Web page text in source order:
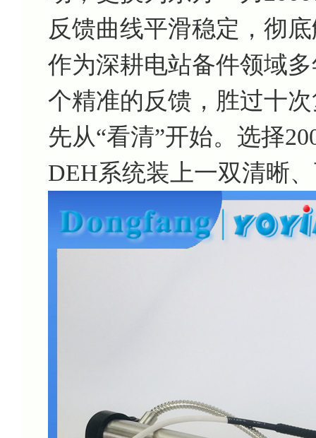
反馈曲线平滑稳定，彻
作为深耕电站备件领域
个精准的反馈，胜过十
先从“看清”开始。选择
DEH系统装上一双清晰